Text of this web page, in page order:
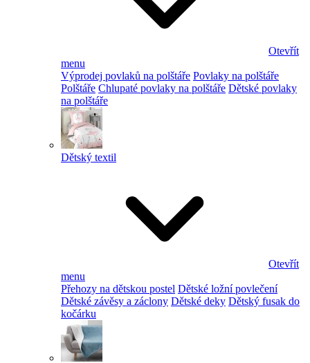
Otevřít
menu
Výprodej povlaků na polštáře Povlaky na polštáře
Polštáře Chlupaté povlaky na polštáře Dětské povlaky
na polštáře
Dětský textil
Otevřít
menu
Přehozy na dětskou postel Dětské ložní povlečení
Dětské závěsy a záclony Dětské deky Dětský fusak do
kočárku